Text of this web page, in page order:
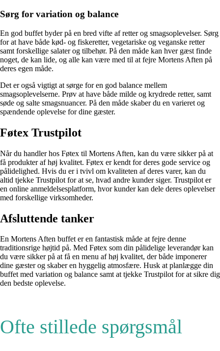
Sørg for variation og balance
En god buffet byder på en bred vifte af retter og smagsoplevelser. Sørg
for at have både kød- og fiskeretter, vegetariske og veganske retter
samt forskellige salater og tilbehør. På den måde kan hver gæst finde
noget, de kan lide, og alle kan være med til at fejre Mortens Aften på
deres egen måde.
Det er også vigtigt at sørge for en god balance mellem
smagsoplevelserne. Prøv at have både milde og krydrede retter, samt
søde og salte smagsnuancer. På den måde skaber du en varieret og
spændende oplevelse for dine gæster.
Føtex Trustpilot
Når du handler hos Føtex til Mortens Aften, kan du være sikker på at
få produkter af høj kvalitet. Føtex er kendt for deres gode service og
pålidelighed. Hvis du er i tvivl om kvaliteten af deres varer, kan du
altid tjekke Trustpilot for at se, hvad andre kunder siger. Trustpilot er
en online anmeldelsesplatform, hvor kunder kan dele deres oplevelser
med forskellige virksomheder.
Afsluttende tanker
En Mortens Aften buffet er en fantastisk måde at fejre denne
traditionsrige højtid på. Med Føtex som din pålidelige leverandør kan
du være sikker på at få en menu af høj kvalitet, der både imponerer
dine gæster og skaber en hyggelig atmosfære. Husk at planlægge din
buffet med variation og balance samt at tjekke Trustpilot for at sikre dig
den bedste oplevelse.
Ofte stillede spørgsmål